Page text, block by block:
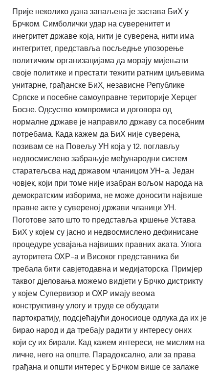
Прије неколико дана запаљена је застава БиХ у
Брчком. Симболички удар на суверенитет и
инегритет државе која, нити је суверена, нити има
интегритет, представља посљедње упозорење
политичким организацијама да морају мијењати
своје политике и престати тежити ратним циљевима
унитарне, грађанске БиХ, независне Републике
Српске и посебне самоуправне територије Херцег
Босне. Одсуство компромиса и договора од
нормалне државе је направило државу са посебним
потребама. Када кажем да БиХ није суверена,
позивам се на Повељу УН која у 12. поглављу
недвосмислено забрањује међународни систем
старатељсва над државом чланицом УН-а. Један
човјек, који при томе није изабран вољом народа на
демократским изборима, не може доносити највише
правне акте у сувереној држави чланици УН.
Поготове зато што то представља кршење Устава
БиХ у којем су јасно и недвосмислено дефинисане
процедуре усвајања највиших правних аката. Улога
ауторитета ОХР-а и Високог представника би
требала бити савјетодавна и медијаторска. Примјер
таквог дјеловања можемо видјети у Брчко дистрикту
у којем Супервизор и ОХР имају веома
конструктивну улогу и труде се обуздати
партократију, подсјећајући доносиоце одлука да их је
бирао народ и да требају радити у интересу оних
који су их бирали. Кад кажем интереси, не мислим на
личне, него на опште. Парадоксално, али за права
грађана и општи интерес у Брчком више се залаже